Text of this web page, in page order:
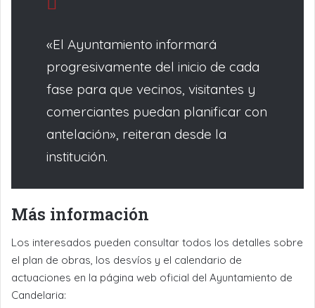
«El Ayuntamiento informará
progresivamente del inicio de cada
fase para que vecinos, visitantes y
comerciantes puedan planificar con
antelación», reiteran desde la
institución.
Más información
Los interesados pueden consultar todos los detalles sobre
el plan de obras, los desvíos y el calendario de
actuaciones en la página web oficial del Ayuntamiento de
Candelaria: